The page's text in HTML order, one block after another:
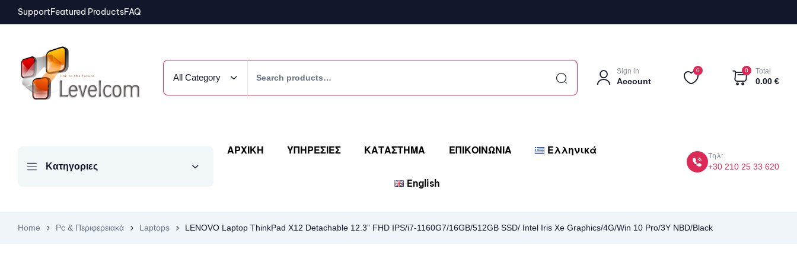
SupportFeatured ProductsFAQ
All Category
Sign in
Account
0 0 Total
0.00 €
Κατηγοριες
ΑΡΧΙΚΗ ΥΠΗΡΕΣΙΕΣ ΚΑΤΑΣΤΗΜΑ ΕΠΙΚΟΙΝΩΝΙΑ Ελληνικά
English
Τηλ:
+30 210 25 33 620
Home Pc & Περιφερειακά Laptops LENOVO Laptop ThinkPad X12 Detachable 12.3” FHD IPS/i7-1160G7/16GB/512GB SSD/ Intel Iris Xe Graphics/4G/Win 10 Pro/3Y NBD/Black